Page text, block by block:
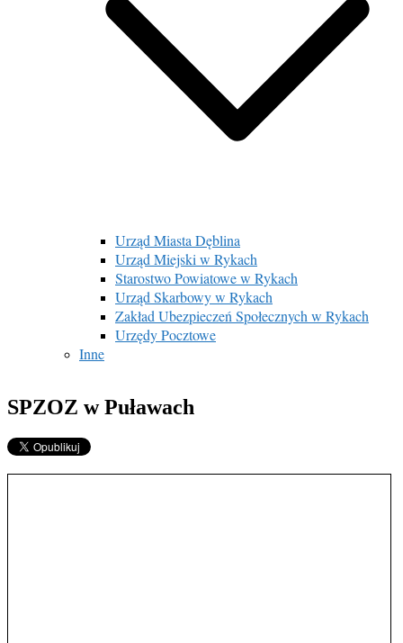
Urząd Miasta Dęblina
Urząd Miejski w Rykach
Starostwo Powiatowe w Rykach
Urząd Skarbowy w Rykach
Zakład Ubezpieczeń Społecznych w Rykach
Urzędy Pocztowe
Inne
SPZOZ w Puławach